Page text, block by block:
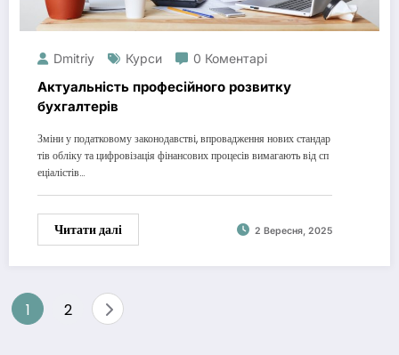
Dmitriy Курси 0 Коментарі
Актуальність професійного розвитку
бухгалтерів
Зміни у податковому законодавстві, впровадження нових стандар
тів обліку та цифровізація фінансових процесів вимагають від сп
еціалістів…
Читати далі 2 Вересня, 2025
Пагінація
1 2